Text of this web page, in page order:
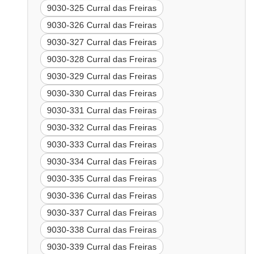
9030-325 Curral das Freiras
9030-326 Curral das Freiras
9030-327 Curral das Freiras
9030-328 Curral das Freiras
9030-329 Curral das Freiras
9030-330 Curral das Freiras
9030-331 Curral das Freiras
9030-332 Curral das Freiras
9030-333 Curral das Freiras
9030-334 Curral das Freiras
9030-335 Curral das Freiras
9030-336 Curral das Freiras
9030-337 Curral das Freiras
9030-338 Curral das Freiras
9030-339 Curral das Freiras